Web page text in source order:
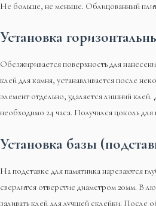
Не больше, не меньше. Облицованный
Установка
Обезжиривается поверхность для
клей для камня, устанавливается после
элемент отдельно, удаляется лишний
необходимо 24 часа. Получился цоколь для
Установка базы
На подставке для памятника нарезаются
сверлится отверстие диаметром 20мм. В
заливать клей для лучшей склейки. После